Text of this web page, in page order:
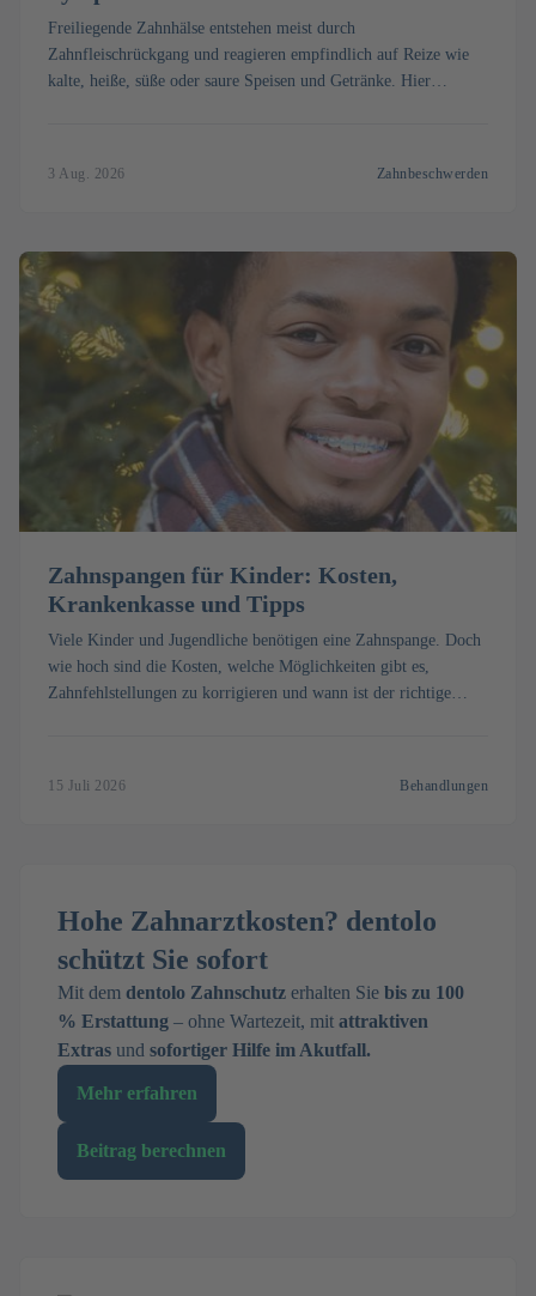
Freiliegende Zahnhälse entstehen meist durch
Zahnfleischrückgang und reagieren empfindlich auf Reize wie
kalte, heiße, süße oder saure Speisen und Getränke. Hier
3 Aug. 2026 Zahnbeschwerden
Zahnspangen für Kinder: Kosten,
Krankenkasse und Tipps
Viele Kinder und Jugendliche benötigen eine Zahnspange. Doch
wie hoch sind die Kosten, welche Möglichkeiten gibt es,
Zahnfehlstellungen zu korrigieren und wann ist der richtige
15 Juli 2026 Behandlungen
Hohe Zahnarztkosten? dentolo
schützt Sie sofort
Mit dem dentolo Zahnschutz erhalten Sie bis zu 100
% Erstattung – ohne Wartezeit, mit attraktiven
Extras und sofortiger Hilfe im Akutfall.
Mehr erfahren
Beitrag berechnen